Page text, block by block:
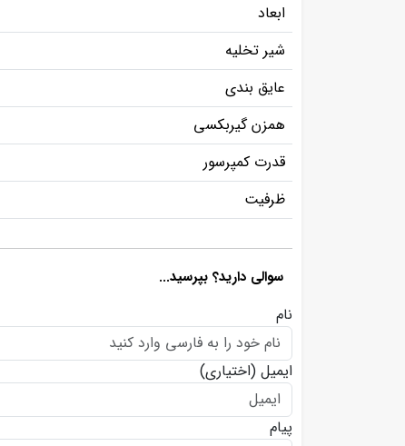
ابعاد
شیر تخلیه
عایق بندی
همزن گیربکسی
قدرت کمپرسور
ظرفیت
سوالی دارید؟ بپرسید...
نام
ایمیل (اختیاری)
پیام